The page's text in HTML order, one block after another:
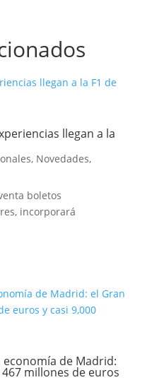
llegan a la
, Novedades,
boletos
incorporará
economía de Madrid:
millones de euros